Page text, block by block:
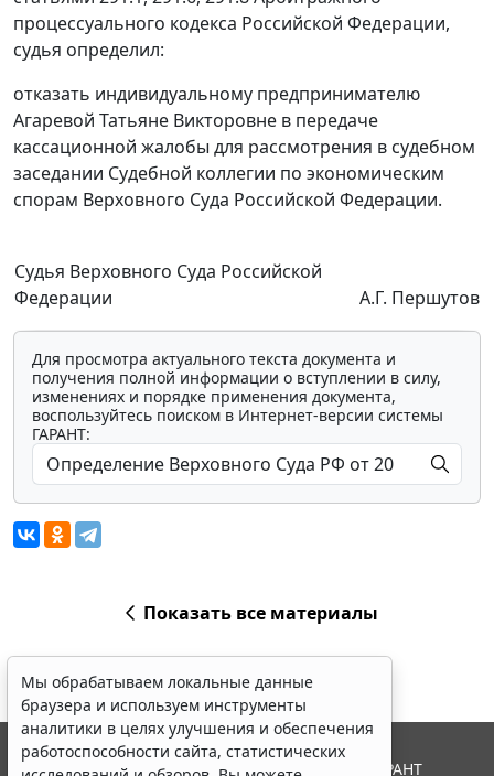
процессуального кодекса Российской Федерации,
судья определил:
отказать индивидуальному предпринимателю
Агаревой Татьяне Викторовне в передаче
кассационной жалобы для рассмотрения в судебном
заседании Судебной коллегии по экономическим
спорам Верховного Суда Российской Федерации.
Судья Верховного Суда Российской
Федерации
А.Г. Першутов
Для просмотра актуального текста документа и
получения полной информации о вступлении в силу,
изменениях и порядке применения документа,
воспользуйтесь поиском в Интернет-версии системы
ГАРАНТ:
Показать все материалы
Мы обрабатываем локальные данные
браузера и используем инструменты
аналитики в целях улучшения и обеспечения
работоспособности сайта, статистических
© ООО "НПП "ГАРАНТ-СЕРВИС", 2026. Система ГАРАНТ